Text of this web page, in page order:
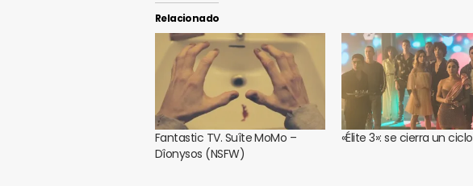
Relacionado
Fantastic TV. Suîte MoMo –
Dîonysos (NSFW)
«Élite 3»: se cierra un ciclo